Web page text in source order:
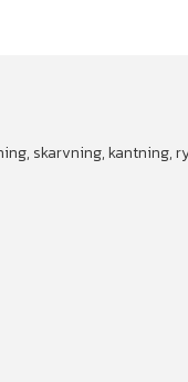
skarvning, kantning,